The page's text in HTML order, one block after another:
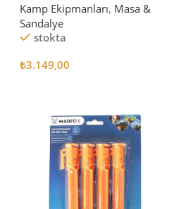
Siyah/Gri
Kamp Ekipmanları, Masa &
Sandalye
stokta
₺3.149,00